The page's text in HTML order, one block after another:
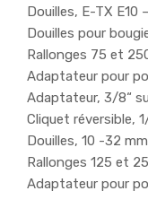
Douilles, E-TX E10
Douilles pour
Rallonges 75 et
Adaptateur pour
Adaptateur, 3/8“
Cliquet réversible,
Douilles, 10 -32 mm
Rallonges 125 et
Adaptateur pour